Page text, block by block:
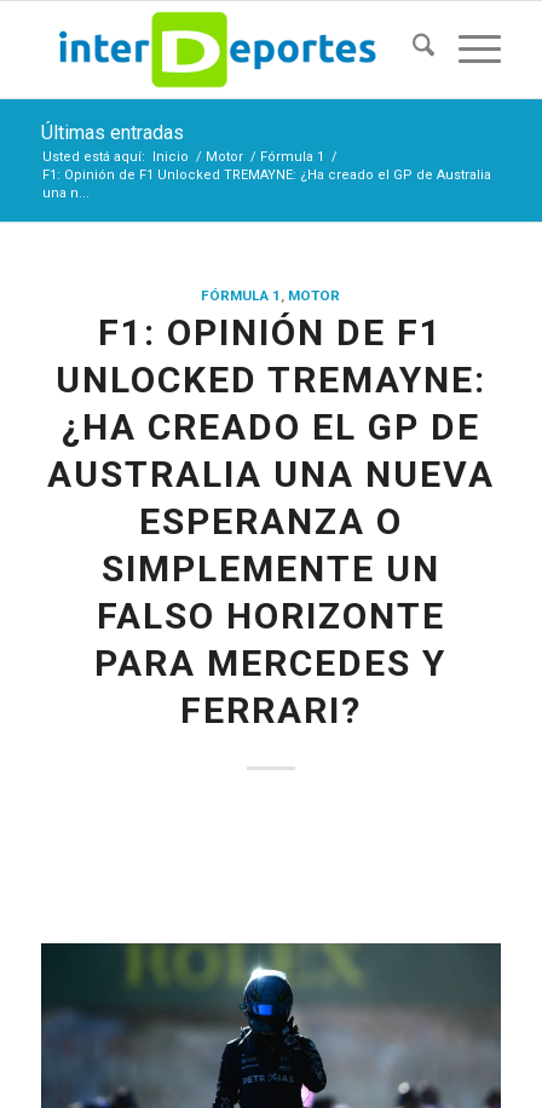
Últimas entradas
Usted está aquí: Inicio / Motor / Fórmula 1
/
F1: Opinión de F1 Unlocked TREMAYNE: ¿Ha creado el GP de Australia
una n...
FÓRMULA 1 , MOTOR
F1: OPINIÓN DE F1
UNLOCKED TREMAYNE:
¿HA CREADO EL GP DE
AUSTRALIA UNA NUEVA
ESPERANZA O
SIMPLEMENTE UN
FALSO HORIZONTE
PARA MERCEDES Y
FERRARI?